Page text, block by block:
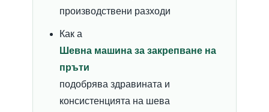
производствени разходи
Как а
Шевна машина за закрепване на
пръти
подобрява здравината и
консистенцията на шева